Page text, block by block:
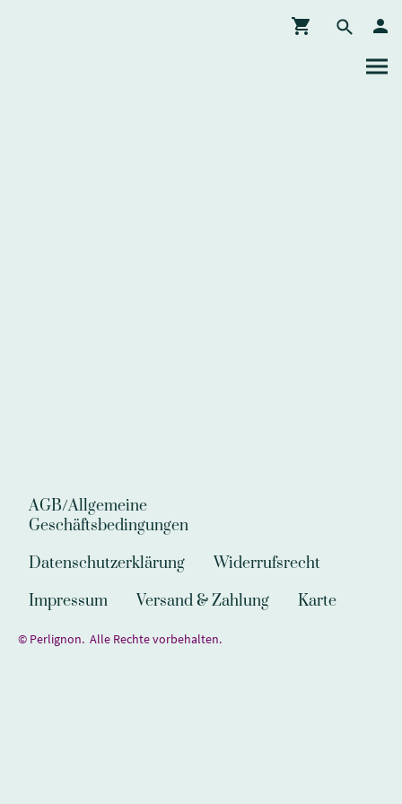
AGB/Allgemeine
Geschäftsbedingungen
Datenschutzerklärung
Widerrufsrecht
Impressum
Versand & Zahlung Karte
© Perlignon. Alle Rechte vorbehalten.